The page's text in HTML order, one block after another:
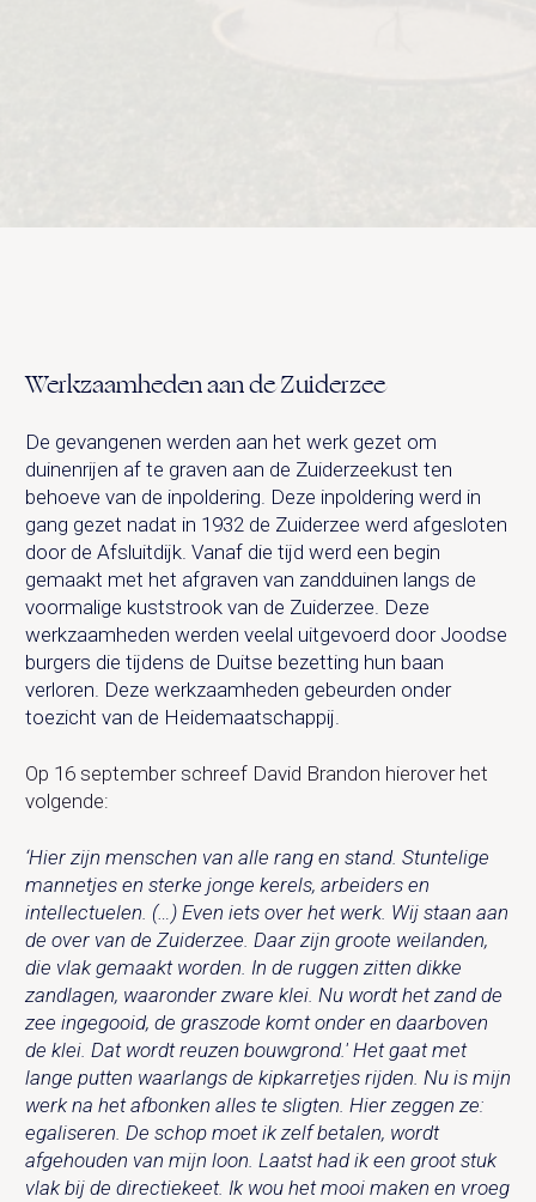
Werkzaamheden aan de Zuiderzee
De gevangenen werden aan het werk gezet om
duinenrijen af te graven aan de Zuiderzeekust ten
behoeve van de inpoldering. Deze inpoldering werd in
gang gezet nadat in 1932 de Zuiderzee werd afgesloten
door de Afsluitdijk. Vanaf die tijd werd een begin
gemaakt met het afgraven van zandduinen langs de
voormalige kuststrook van de Zuiderzee. Deze
werkzaamheden werden veelal uitgevoerd door Joodse
burgers die tijdens de Duitse bezetting hun baan
verloren. Deze werkzaamheden gebeurden onder
toezicht van de Heidemaatschappij.
Op 16 september schreef David Brandon hierover het
volgende:
‘Hier zijn menschen van alle rang en stand. Stuntelige
mannetjes en sterke jonge kerels, arbeiders en
intellectuelen. (…) Even iets over het werk. Wij staan aan
de over van de Zuiderzee. Daar zijn groote weilanden,
die vlak gemaakt worden. In de ruggen zitten dikke
zandlagen, waaronder zware klei. Nu wordt het zand de
zee ingegooid, de graszode komt onder en daarboven
de klei. Dat wordt reuzen bouwgrond.' Het gaat met
lange putten waarlangs de kipkarretjes rijden. Nu is mijn
werk na het afbonken alles te sligten. Hier zeggen ze:
egaliseren. De schop moet ik zelf betalen, wordt
afgehouden van mijn loon. Laatst had ik een groot stuk
vlak bij de directiekeet. Ik wou het mooi maken en vroeg